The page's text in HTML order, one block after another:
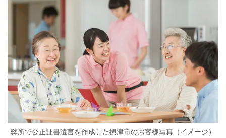
弊所で公正証書遺言を作成した摂津市のお客様写真（イメージ）